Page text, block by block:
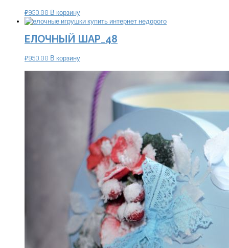
₽950.00 В корзину
ЕЛОЧНЫЙ ШАР_48
₽950.00 В корзину